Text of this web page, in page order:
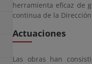
herramienta eficaz de
continua de la
Actuaciones
Las obras han